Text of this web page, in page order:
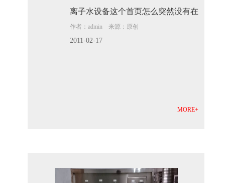
离子水设备这个首页怎么突然没有在
作者：admin 来源：原创
2011-02-17
MORE+